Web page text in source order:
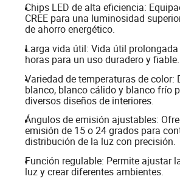
Chips LED de alta eficiencia:
CREE para una luminosidad
de ahorro energético.
Larga vida útil: Vida útil
horas para un uso duradero y fiable.
Variedad de temperaturas de color:
blanco, blanco cálido y blanco frío
diversos diseños de interiores.
Ángulos de emisión ajustables:
emisión de 15 o 24 grados para
distribución de la luz con precisión.
Función regulable: Permite ajustar
luz y crear diferentes ambientes.